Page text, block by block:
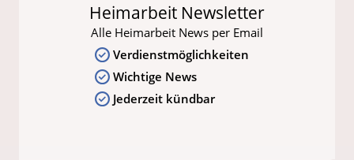
Heimarbeit Newsletter
Alle Heimarbeit News per Email
Verdienstmöglichkeiten
Wichtige News
Jederzeit kündbar